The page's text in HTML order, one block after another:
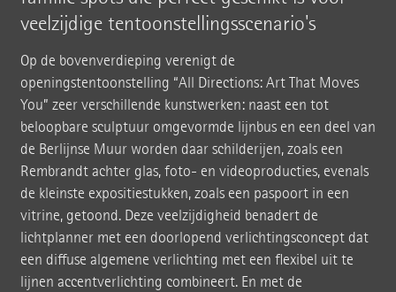
veelzijdige tentoonstellingsscenario's
Op de bovenverdieping verenigt de
openingstentoonstelling “All Directions: Art That Moves
You” zeer verschillende kunstwerken: naast een tot
beloopbare sculptuur omgevormde lijnbus en een deel van
de Berlijnse Muur worden daar schilderijen, zoals een
Rembrandt achter glas, foto- en videoproducties, evenals
de kleinste expositiestukken, zoals een paspoort in een
vitrine, getoond. Deze veelzijdigheid benadert de
lichtplanner met een doorlopend verlichtingsconcept dat
een diffuse algemene verlichting met een flexibel uit te
lijnen accentverlichting combineert. En met de